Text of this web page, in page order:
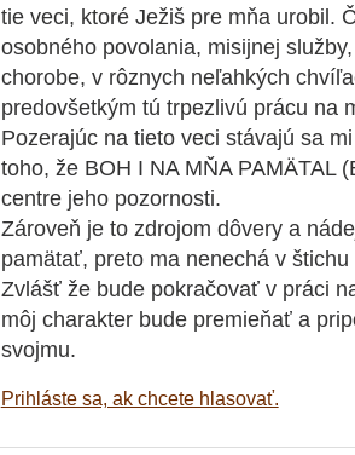
tie veci, ktoré Ježiš pre mňa urobil.
osobného povolania, misijnej
chorobe, v rôznych neľahkých
predovšetkým tú trpezlivú prácu na
Pozerajúc na tieto veci stávajú sa
toho, že BOH I NA MŇA PAMÄTAL
centre jeho pozornosti.
Zároveň je to zdrojom dôvery a
pamätať, preto ma nenechá v
Zvlášť že bude pokračovať v práci
môj charakter bude premieňať a
svojmu.
Prihláste sa, ak chcete hlasovať.